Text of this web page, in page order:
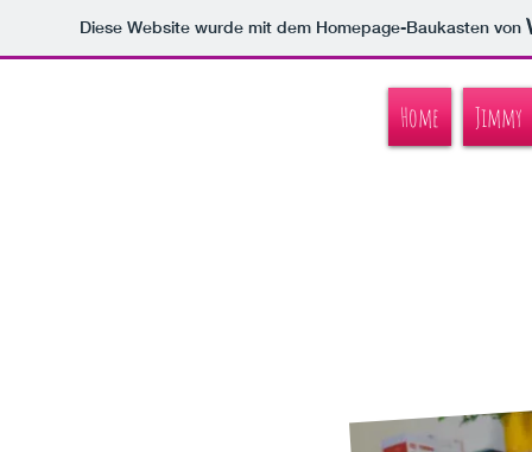
Diese Website wurde mit dem Homepage-Baukasten von
Home Jimmy